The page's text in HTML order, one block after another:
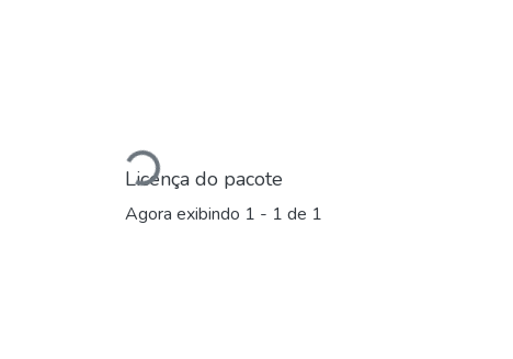
Carregando...
Licença do pacote
Agora exibindo 1 - 1 de 1